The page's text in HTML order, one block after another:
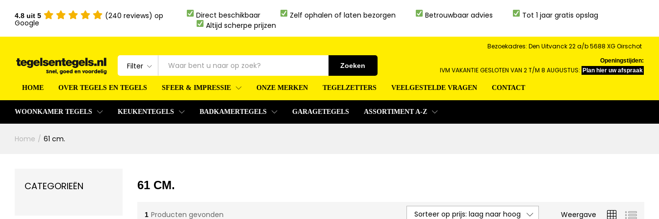
4.8 uit 5 (240 reviews) op
Google
Direct beschikbaar Zelf ophalen of laten bezorgen Betrouwbaar advies
Tot 1 jaar gratis opslag
Altijd scherpe prijzen
Bezoekadres: Den Uitvanck 22 a/b 5688 XG Oirschot
Filter Zoeken
Openingstijden:
IVM VAKANTIE GESLOTEN VAN 2 T/M 8 AUGUSTUS: Plan hier uw afspraak
HOME OVER TEGELS EN TEGELS SFEER & IMPRESSIE ONZE MERKEN TEGELZETTERS VEELGESTELDE VRAGEN CONTACT
WOONKAMER TEGELS KEUKENTEGELS BADKAMERTEGELS GARAGETEGELS ASSORTIMENT A-Z
Home / 61 cm.
61 CM.
1 Producten gevonden Weergave
Sorteer op prijs: laag naar hoog
CATEGORIEËN